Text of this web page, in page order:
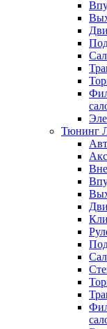
Тюнинг